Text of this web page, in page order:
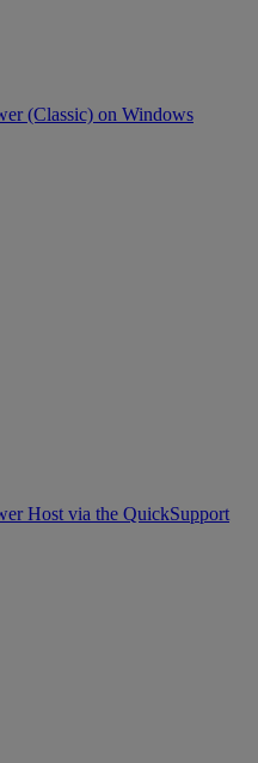
(Classic) on Windows
Host via the QuickSupport